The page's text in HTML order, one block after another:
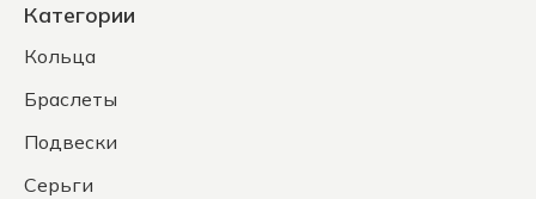
Категории
Кольца
Браслеты
Подвески
Серьги